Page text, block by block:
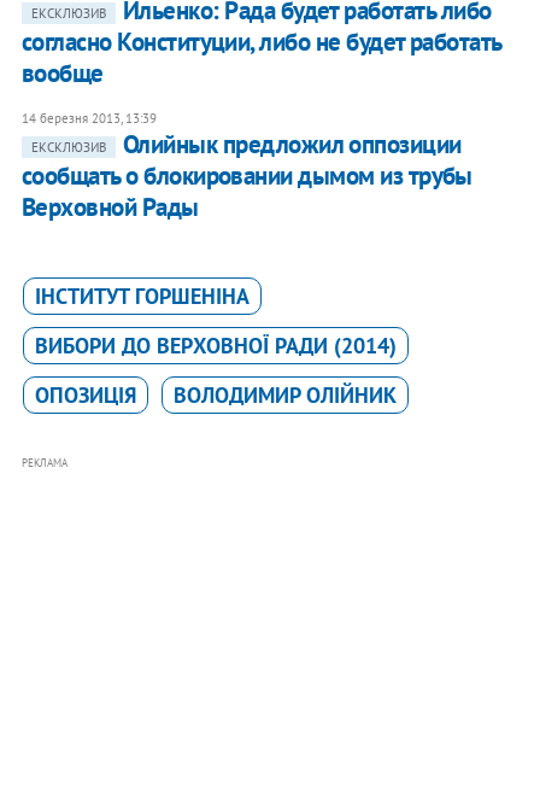
ЕКСКЛЮЗИВ
Ильенко: Рада будет работать либо
согласно Конституции, либо не будет работать
вообще
14 березня 2013, 13:39
ЕКСКЛЮЗИВ
Олийнык предложил оппозиции
сообщать о блокировании дымом из трубы
Верховной Рады
ІНСТИТУТ ГОРШЕНІНА
ВИБОРИ ДО ВЕРХОВНОЇ РАДИ (2014)
ОПОЗИЦІЯ
ВОЛОДИМИР ОЛІЙНИК
РЕКЛАМА